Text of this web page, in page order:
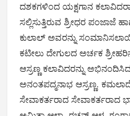
ದಶಕಗಳಿಂದ ಯಕ್ಷಗಾನ
ಸಲ್ಲಿಸುತ್ತಿರುವ ಶ್ರೀಧರ ಪಂಜಾಜೆ
ಕುಲಾಲ್ ಅವರನ್ನು
ಕಟೀಲು ದೇಗುಲದ ಅರ್ಚಕ
ಆಸ್ರಣ್ಣ ಕಲಾವಿದರನ್ನು
ಅನಂತಪದ್ಮನಾಭ ಆಸ್ರಣ್ಣ.
ಸೇವಾಕರ್ತರಾದ ಸೇವಾಕರ್ತರಾದ